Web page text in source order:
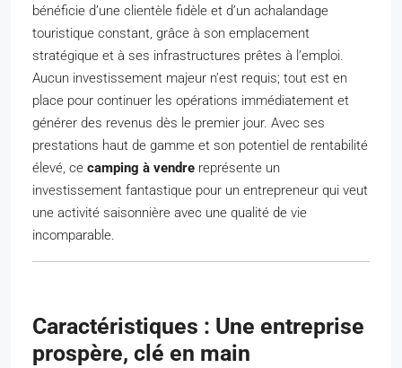
bénéficie d’une clientèle fidèle et d’un achalandage
touristique constant, grâce à son emplacement
stratégique et à ses infrastructures prêtes à l’emploi.
Aucun investissement majeur n’est requis; tout est en
place pour continuer les opérations immédiatement et
générer des revenus dès le premier jour. Avec ses
prestations haut de gamme et son potentiel de rentabilité
élevé, ce camping à vendre représente un
investissement fantastique pour un entrepreneur qui veut
une activité saisonnière avec une qualité de vie
incomparable.
Caractéristiques : Une entreprise
prospère, clé en main